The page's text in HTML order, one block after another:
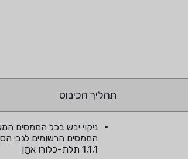
תהליך הכיבוס
ניקוי יבש בכל הממסים
1,1,1 תלת-כלורו אתָן